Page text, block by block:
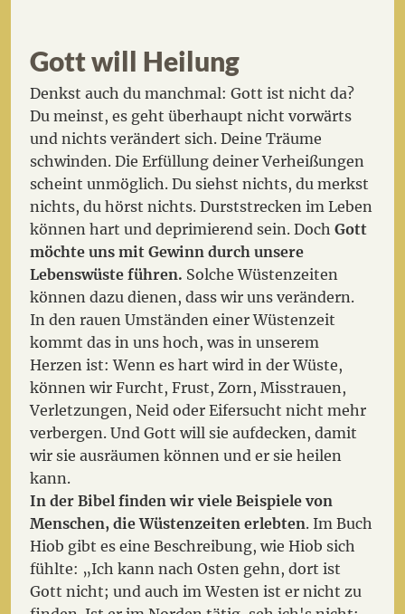
Gott will Heilung
Denkst auch du manchmal: Gott ist nicht da?
Du meinst, es geht überhaupt nicht vorwärts
und nichts verändert sich. Deine Träume
schwinden. Die Erfüllung deiner Verheißungen
scheint unmöglich. Du siehst nichts, du merkst
nichts, du hörst nichts. Durststrecken im Leben
können hart und deprimierend sein. DochGott
möchte uns mit Gewinn durch unsere
Lebenswüste führen. Solche Wüstenzeiten
können dazu dienen, dass wir uns verändern.
In den rauen Umständen einer Wüstenzeit
kommt das in uns hoch, was in unserem
Herzen ist: Wenn es hart wird in der Wüste,
können wir Furcht, Frust, Zorn, Misstrauen,
Verletzungen, Neid oder Eifersucht nicht mehr
verbergen. Und Gott will sie aufdecken, damit
wir sie ausräumen können und er sie heilen
kann.
In der Bibel finden wir viele Beispiele von
Menschen, die Wüstenzeiten erlebten. Im Buch
Hiob gibt es eine Beschreibung, wie Hiob sich
fühlte: „Ich kann nach Osten gehn, dort ist
Gott nicht; und auch im Westen ist er nicht zu